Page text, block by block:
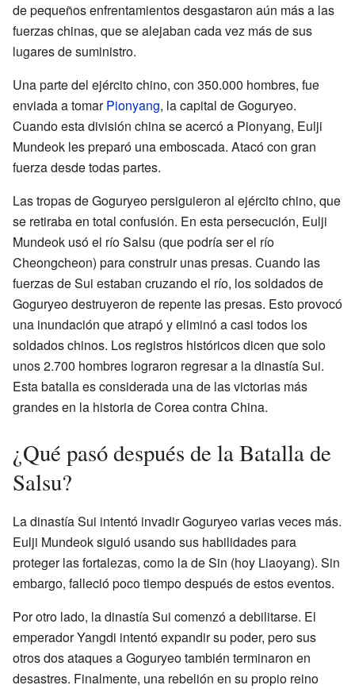
de pequeños enfrentamientos desgastaron aún más a las
fuerzas chinas, que se alejaban cada vez más de sus
lugares de suministro.
Una parte del ejército chino, con 350.000 hombres, fue
enviada a tomarPionyang, la capital de Goguryeo.
Cuando esta división china se acercó a Pionyang, Eulji
Mundeok les preparó una emboscada. Atacó con gran
fuerza desde todas partes.
Las tropas de Goguryeo persiguieron al ejército chino, que
se retiraba en total confusión. En esta persecución, Eulji
Mundeok usó el río Salsu (que podría ser el río
Cheongcheon) para construir unas presas. Cuando las
fuerzas de Sui estaban cruzando el río, los soldados de
Goguryeo destruyeron de repente las presas. Esto provocó
una inundación que atrapó y eliminó a casi todos los
soldados chinos. Los registros históricos dicen que solo
unos 2.700 hombres lograron regresar a la dinastía Sui.
Esta batalla es considerada una de las victorias más
grandes en la historia de Corea contra China.
¿Qué pasó después de la Batalla de
Salsu?
La dinastía Sui intentó invadir Goguryeo varias veces más.
Eulji Mundeok siguió usando sus habilidades para
proteger las fortalezas, como la de Sin (hoy Liaoyang). Sin
embargo, falleció poco tiempo después de estos eventos.
Por otro lado, la dinastía Sui comenzó a debilitarse. El
emperador Yangdi intentó expandir su poder, pero sus
otros dos ataques a Goguryeo también terminaron en
desastres. Finalmente, una rebelión en su propio reino